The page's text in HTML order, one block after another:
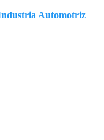
Automotriz